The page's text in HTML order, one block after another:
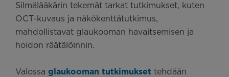
Silmälääkärin tekemät tarkat tutkimukset, kuten
OCT-kuvaus ja näkökenttätutkimus,
mahdollistavat glaukooman havaitsemisen ja
hoidon räätälöinnin.
Valossa glaukooman tutkimukset tehdään